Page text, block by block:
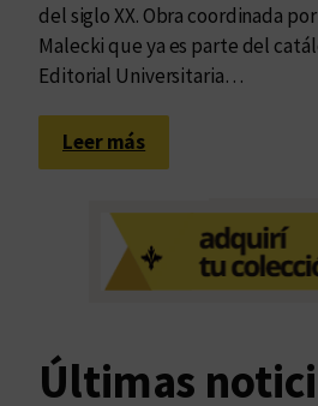
del siglo XX. Obra coordinada
Malecki que ya es parte del
Editorial Universitaria…
Leer más:
¿
u
é
l
Últimas